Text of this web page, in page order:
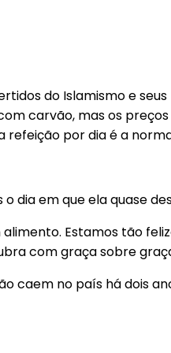
do Islamismo e
carvão, mas os
refeição por dia é a
dia em que ela quase
Estamos tão
com graça sobre
caem no país há dois